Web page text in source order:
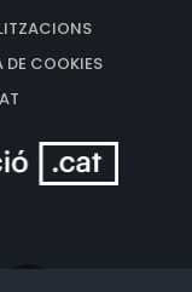
COOKIES